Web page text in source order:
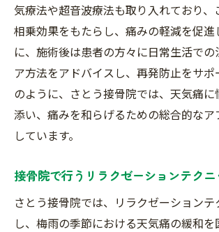
気療法や超音波療法も取り入れており、
相乗効果をもたらし、痛みの軽減を促進
に、施術後は患者の方々に日常生活で
ア方法をアドバイスし、再発防止をサポ
のように、さとう接骨院では、天気痛に
添い、痛みを和らげるための総合的な
しています。
接骨院で行うリラクゼーションテクニ
さとう接骨院では、リラクゼーション
し、梅雨の季節における天気痛の緩和を